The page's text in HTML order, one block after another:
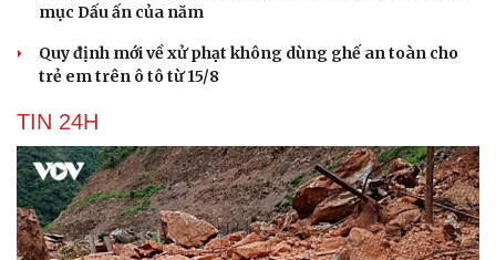
mục Dấu ấn của năm
Quy định mới về xử phạt không dùng ghế an toàn cho
trẻ em trên ô tô từ 15/8
TIN 24H